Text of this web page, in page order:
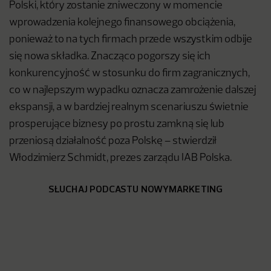
Polski, który zostanie zniweczony w momencie
wprowadzenia kolejnego finansowego obciążenia,
ponieważ to na tych firmach przede wszystkim odbije
się nowa składka. Znacząco pogorszy się ich
konkurencyjność w stosunku do firm zagranicznych,
co w najlepszym wypadku oznacza zamrożenie dalszej
ekspansji, a w bardziej realnym scenariuszu świetnie
prosperujące biznesy po prostu zamkną się lub
przeniosą działalność poza Polskę – stwierdził
Włodzimierz Schmidt, prezes zarządu IAB Polska.
SŁUCHAJ PODCASTU NOWYMARKETING